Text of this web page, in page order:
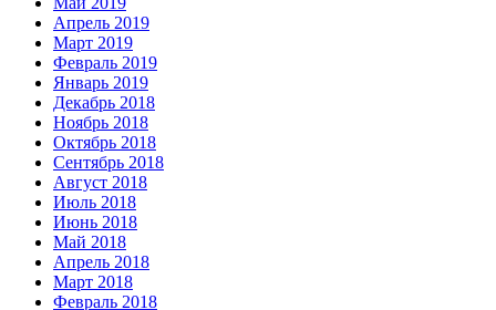
Апрель 2019
Март 2019
Февраль 2019
Январь 2019
Декабрь 2018
Ноябрь 2018
Октябрь 2018
Сентябрь 2018
Август 2018
Июль 2018
Июнь 2018
Май 2018
Апрель 2018
Март 2018
Февраль 2018